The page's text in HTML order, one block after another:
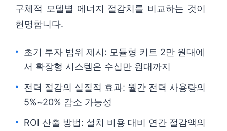
구체적 모델별 에너지 절감치를 비교하는 것이
현명합니다.
초기 투자 범위 제시: 모듈형 키트 2만 원대에
서 확장형 시스템은 수십만 원대까지
전력 절감의 실질적 효과: 월간 전력 사용량의
5%~20% 감소 가능성
ROI 산출 방법: 설치 비용 대비 연간 절감액의